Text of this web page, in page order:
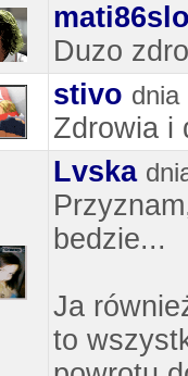
Duzo
stivo dnia
Zdrowia i
Lvska
bedzie...
Ja
to